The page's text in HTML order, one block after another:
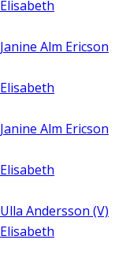
Elisabeth
Janine Alm Ericson
Elisabeth
Janine Alm Ericson
Elisabeth
Ulla Andersson (V)
Elisabeth